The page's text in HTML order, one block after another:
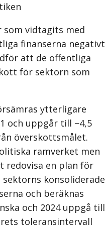
som vidtagits med
finanserna negativt
att de offentliga
för sektorn som
ytterligare
och uppgår till −4,5
överskottsmålet.
ramverket men
redovisa en plan för
konsoliderade
och beräknas
och 2024 uppgå till
toleransintervall